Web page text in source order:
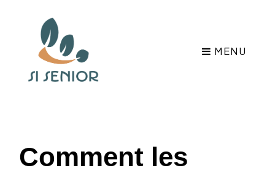
MENU
Comment les